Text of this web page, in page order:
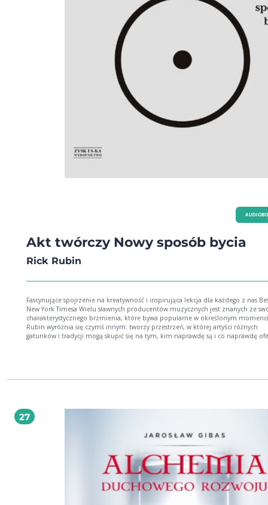
Akt twórczy Nowy sposób bycia
Rick Rubin
Fascynujące spojrzenie na kreatywność i inspirująca lekcja dla każdego z nas
New York Timesa Wielu sławnych producentów muzycznych jest znanych ze
charakterystycznego brzmienia, które bywa popularne w określonym
Rubin wyróżnia się czymś innym: tworzy przestrzeń, w której artyści różnych
gatunków i tradycji mogą skupić się na tym, kim naprawdę są i co naprawdę
wieloletniego doświadczenia. Głęboko zastanawiając się nad źródłami
każdy może uczynić to miejsce większym. Czy jesteś twórcą potrzebującym
czy po prostu zbliża się termin oddania pracy, a ty utknąłeś Akt twórczy dostarczy ci
wsparcia, inspiracji i bezcennych wskazówek. Rady zawarte w tej książce są
Dla tych, którzy pragną poczuć nowe życie i pewność siebie w swoim
książka jest darem niebios. Matt Haig, pisarz Wspaniałe i inspirujące dzieło
temat tworzenia, kreatywności, pracy artysty. Uraduje serca pisarzy i artystów
świecie i sprawi, że będą pracować z nowym poczuciem sensu i kierunku.
Oszałamiające osiągnięcie. Anne Lamott, pisarka
27